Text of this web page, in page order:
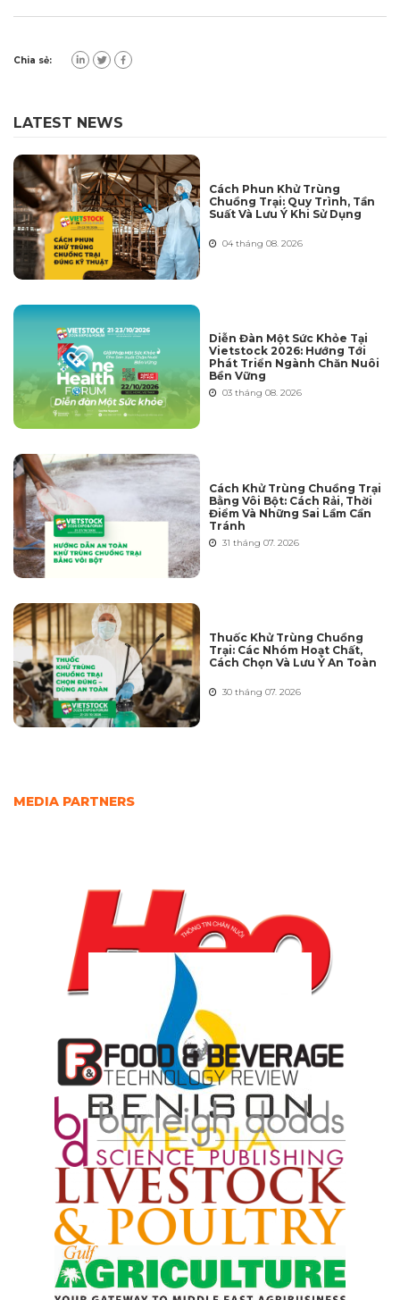
Chia sẻ:
LATEST NEWS
Cách Phun Khử Trùng
Chuồng Trại: Quy Trình, Tần
Suất Và Lưu Ý Khi Sử Dụng
04 tháng 08. 2026
Diễn Đàn Một Sức Khỏe Tại
Vietstock 2026: Hướng Tới
Phát Triển Ngành Chăn Nuôi
Bền Vững
03 tháng 08. 2026
Cách Khử Trùng Chuồng Trại
Bằng Vôi Bột: Cách Rải, Thời
Điểm Và Những Sai Lầm Cần
Tránh
31 tháng 07. 2026
Thuốc Khử Trùng Chuồng
Trại: Các Nhóm Hoạt Chất,
Cách Chọn Và Lưu Ý An Toàn
30 tháng 07. 2026
MEDIA PARTNERS